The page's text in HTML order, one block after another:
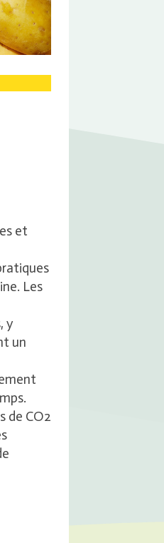
et
Les
y
un
de CO2